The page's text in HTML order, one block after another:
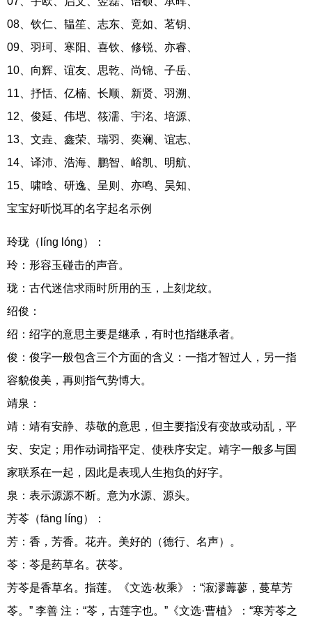
08、钦仁、韫笙、志东、竞如、茗钥、
09、羽珂、寒阳、喜钦、修锐、亦睿、
10、向辉、谊友、思乾、尚锦、子岳、
11、抒恬、亿楠、长顺、新贤、羽溯、
12、俊延、伟垲、筱濡、宇洺、培源、
13、文垚、鑫荣、瑞羽、奕斓、谊志、
14、译沛、浩海、鹏智、峪凯、明航、
15、啸晗、研逸、呈则、亦鸣、昊知、
宝宝好听悦耳的名字起名示例
玲珑（líng lóng）：
玲：形容玉碰击的声音。
珑：古代迷信求雨时所用的玉，上刻龙纹。
绍俊：
绍：绍字的意思主要是继承，有时也指继承者。
俊：俊字一般包含三个方面的含义：一指才智过人，另一指
容貌俊美，再则指气势博大。
靖泉：
靖：靖有安静、恭敬的意思，但主要指没有变故或动乱，平
安、安定；用作动词指平定、使秩序安定。靖字一般多与国
家联系在一起，因此是表现人生抱负的好字。
泉：表示源源不断。意为水源、源头。
芳苓（fāng líng）：
芳：香，芳香。花卉。美好的（德行、名声）。
苓：苓是药草名。茯苓。
芳苓是香草名。指莲。《文选·枚乘》：“漃漻薵蓼，蔓草芳
苓。” 李善 注：“苓，古莲字也。”《文选·曹植》：“寒芳苓之